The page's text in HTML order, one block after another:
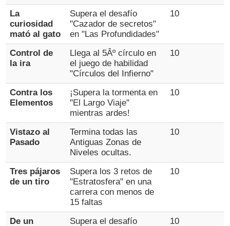
La
curiosidad
mató al gato
Supera el desafío
"Cazador de secretos"
en "Las Profundidades"
10
Control de
la ira
Llega al 5Âº círculo en
el juego de habilidad
"Círculos del Infierno"
10
Contra los
Elementos
¡Supera la tormenta en
"El Largo Viaje"
mientras ardes!
10
Vistazo al
Pasado
Termina todas las
Antiguas Zonas de
Niveles ocultas.
10
Tres pájaros
de un tiro
Supera los 3 retos de
"Estratosfera" en una
carrera con menos de
15 faltas
10
De un Supera el desafío 10